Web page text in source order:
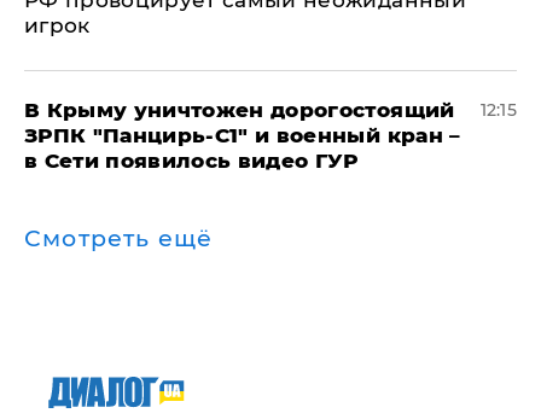
игрок
В Крыму уничтожен дорогостоящий
ЗРПК "Панцирь-С1" и военный кран –
в Сети появилось видео ГУР
12:15
Смотреть ещё